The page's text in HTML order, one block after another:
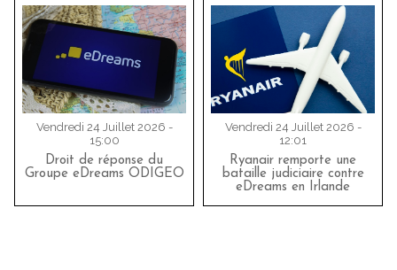
Vendredi 24 Juillet 2026 -
15:00
Droit de réponse du
Groupe eDreams ODIGEO
Vendredi 24 Juillet 2026 -
12:01
Ryanair remporte une
bataille judiciaire contre
eDreams en Irlande